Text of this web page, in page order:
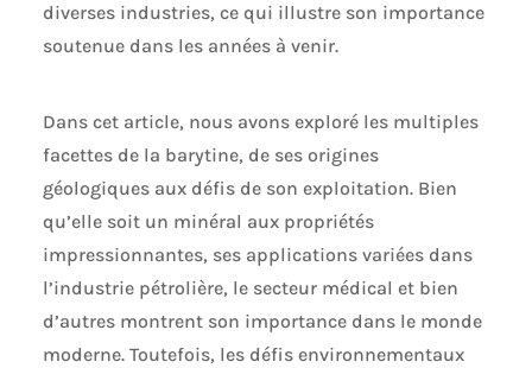
diverses industries, ce qui illustre son importance
soutenue dans les années à venir.
Dans cet article, nous avons exploré les multiples
facettes de la barytine, de ses origines
géologiques aux défis de son exploitation. Bien
qu’elle soit un minéral aux propriétés
impressionnantes, ses applications variées dans
l’industrie pétrolière, le secteur médical et bien
d’autres montrent son importance dans le monde
moderne. Toutefois, les défis environnementaux